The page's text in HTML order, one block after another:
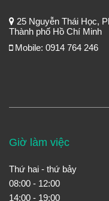
25 Nguyễn Thái Học,
Thành phố Hồ Chí Minh
Mobile: 0914 764 246
Giờ làm việc
Thứ hai - thứ bảy
08:00 - 12:00
14:00 - 19:00